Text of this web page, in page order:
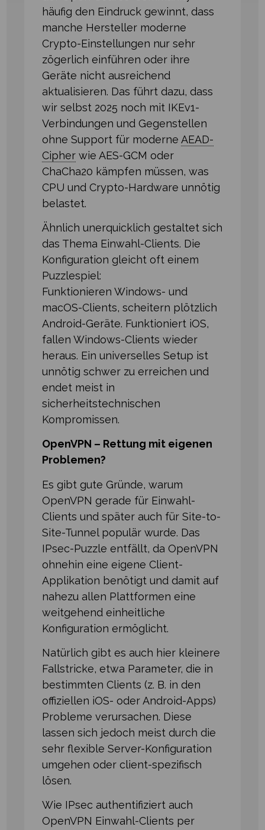
häufig den Eindruck gewinnt, dass
manche Hersteller moderne
Crypto-Einstellungen nur sehr
zögerlich einführen oder ihre
Geräte nicht ausreichend
aktualisieren. Das führt dazu, dass
wir selbst 2025 noch mit IKEv1-
Verbindungen und Gegenstellen
ohne Support für moderneAEAD-
Cipher wie AES-GCM oder
ChaCha20 kämpfen müssen, was
CPU und Crypto-Hardware unnötig
belastet.
Ähnlich unerquicklich gestaltet sich
das Thema Einwahl-Clients. Die
Konfiguration gleicht oft einem
Puzzlespiel:
Funktionieren Windows- und
macOS-Clients, scheitern plötzlich
Android-Geräte. Funktioniert iOS,
fallen Windows-Clients wieder
heraus. Ein universelles Setup ist
unnötig schwer zu erreichen und
endet meist in
sicherheitstechnischen
Kompromissen.
OpenVPN – Rettung mit eigenen
Problemen?
Es gibt gute Gründe, warum
OpenVPN gerade für Einwahl-
Clients und später auch für Site-to-
Site-Tunnel populär wurde. Das
IPsec-Puzzle entfällt, da OpenVPN
ohnehin eine eigene Client-
Applikation benötigt und damit auf
nahezu allen Plattformen eine
weitgehend einheitliche
Konfiguration ermöglicht.
Natürlich gibt es auch hier kleinere
Fallstricke, etwa Parameter, die in
bestimmten Clients (z. B. in den
offiziellen iOS- oder Android-Apps)
Probleme verursachen. Diese
lassen sich jedoch meist durch die
sehr flexible Server⁠-⁠Konfiguration
umgehen oder client-spezifisch
lösen.
Wie IPsec authentifiziert auch
OpenVPN Einwahl-Clients per